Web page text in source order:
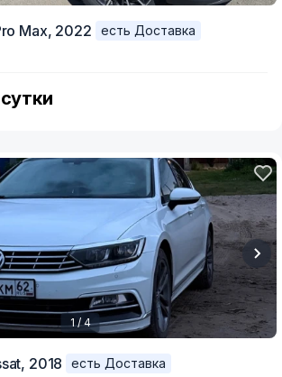
Max, 2022
есть Доставка
1 / 4
2018
есть Доставка